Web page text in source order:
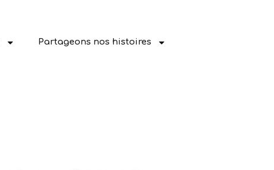
Partageons nos histoires